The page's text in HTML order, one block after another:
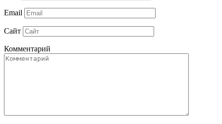
Email
Сайт
Комментарий